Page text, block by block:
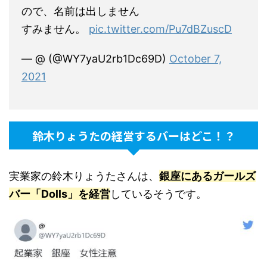
ので、名前は出しません
すみません。 pic.twitter.com/Pu7dBZuscD
— @ (@WY7yaU2rb1Dc69D) October 7,
2021
鈴木りょうたの経営するバーはどこ！？
実業家の鈴木りょうたさんは、 銀座にあるガールズ
バー「Dolls」を経営しているそうです。